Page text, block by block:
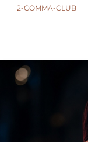
2-COMMA-CLUB